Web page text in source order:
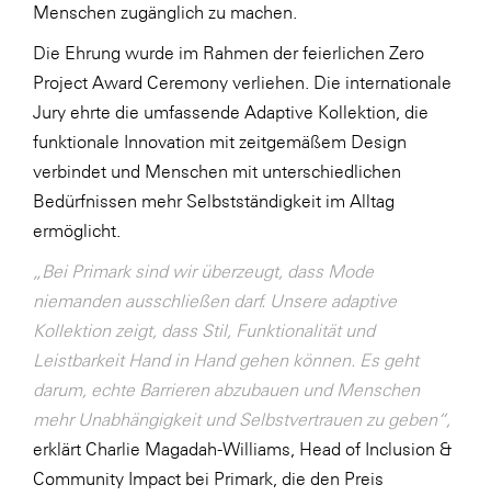
Die Menü-Manufaktur
MTH Retail Group
OMV
OptimaMed
PAGRO
Salesforce
sebamed
SERVICE&MORE
SKINUANCE®
Menschen zugänglich zu machen.
Die Ehrung wurde im Rahmen der feierlichen Zero
Project Award Ceremony verliehen. Die internationale
Jury ehrte die umfassende Adaptive Kollektion, die
funktionale Innovation mit zeitgemäßem Design
verbindet und Menschen mit unterschiedlichen
Bedürfnissen mehr Selbstständigkeit im Alltag
ermöglicht.
„Bei Primark sind wir überzeugt, dass Mode
niemanden ausschließen darf. Unsere adaptive
Kollektion zeigt, dass Stil, Funktionalität und
Leistbarkeit Hand in Hand gehen können. Es geht
darum, echte Barrieren abzubauen und Menschen
mehr Unabhängigkeit und Selbstvertrauen zu geben“,
erklärt Charlie Magadah-Williams, Head of Inclusion &
Community Impact bei Primark, die den Preis